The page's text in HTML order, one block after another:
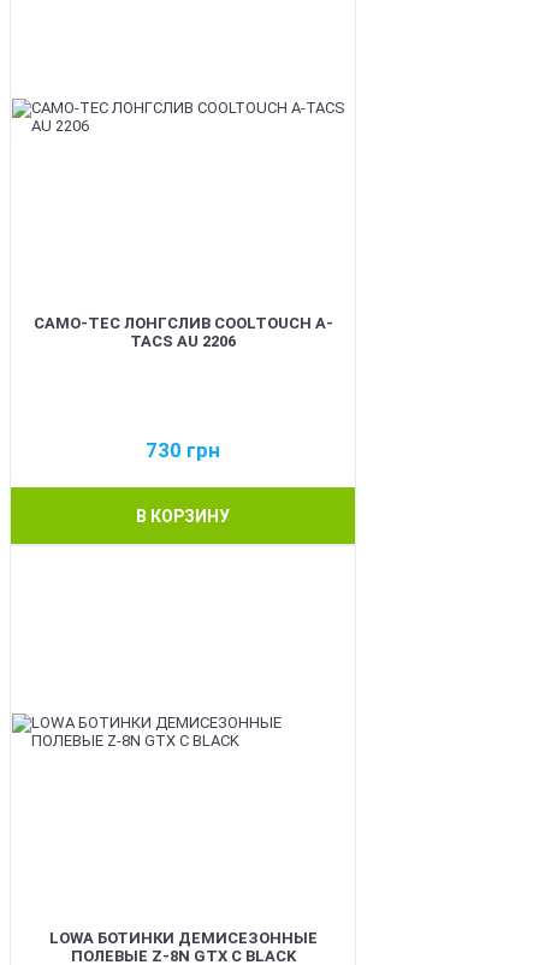
CAMO-TEC ЛОНГСЛИВ COOLTOUCH A-
TACS AU 2206
730 грн
В КОРЗИНУ
LOWA БОТИНКИ ДЕМИСЕЗОННЫЕ
ПОЛЕВЫЕ Z-8N GTX C BLACK